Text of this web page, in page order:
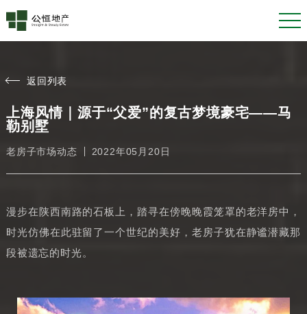
返回列表
上海风情｜源于“父爱”的复古梦境豪宅——马
勒别墅
老房子市场动态 2022年05月20日
漫步在陕西南路的石板上，踏寻在傍晚晚霞笼罩的老洋房中，
时光仿佛在此驻留了一个世纪的美好，老房子犹在静谧潜藏那
段被遗忘的时光。